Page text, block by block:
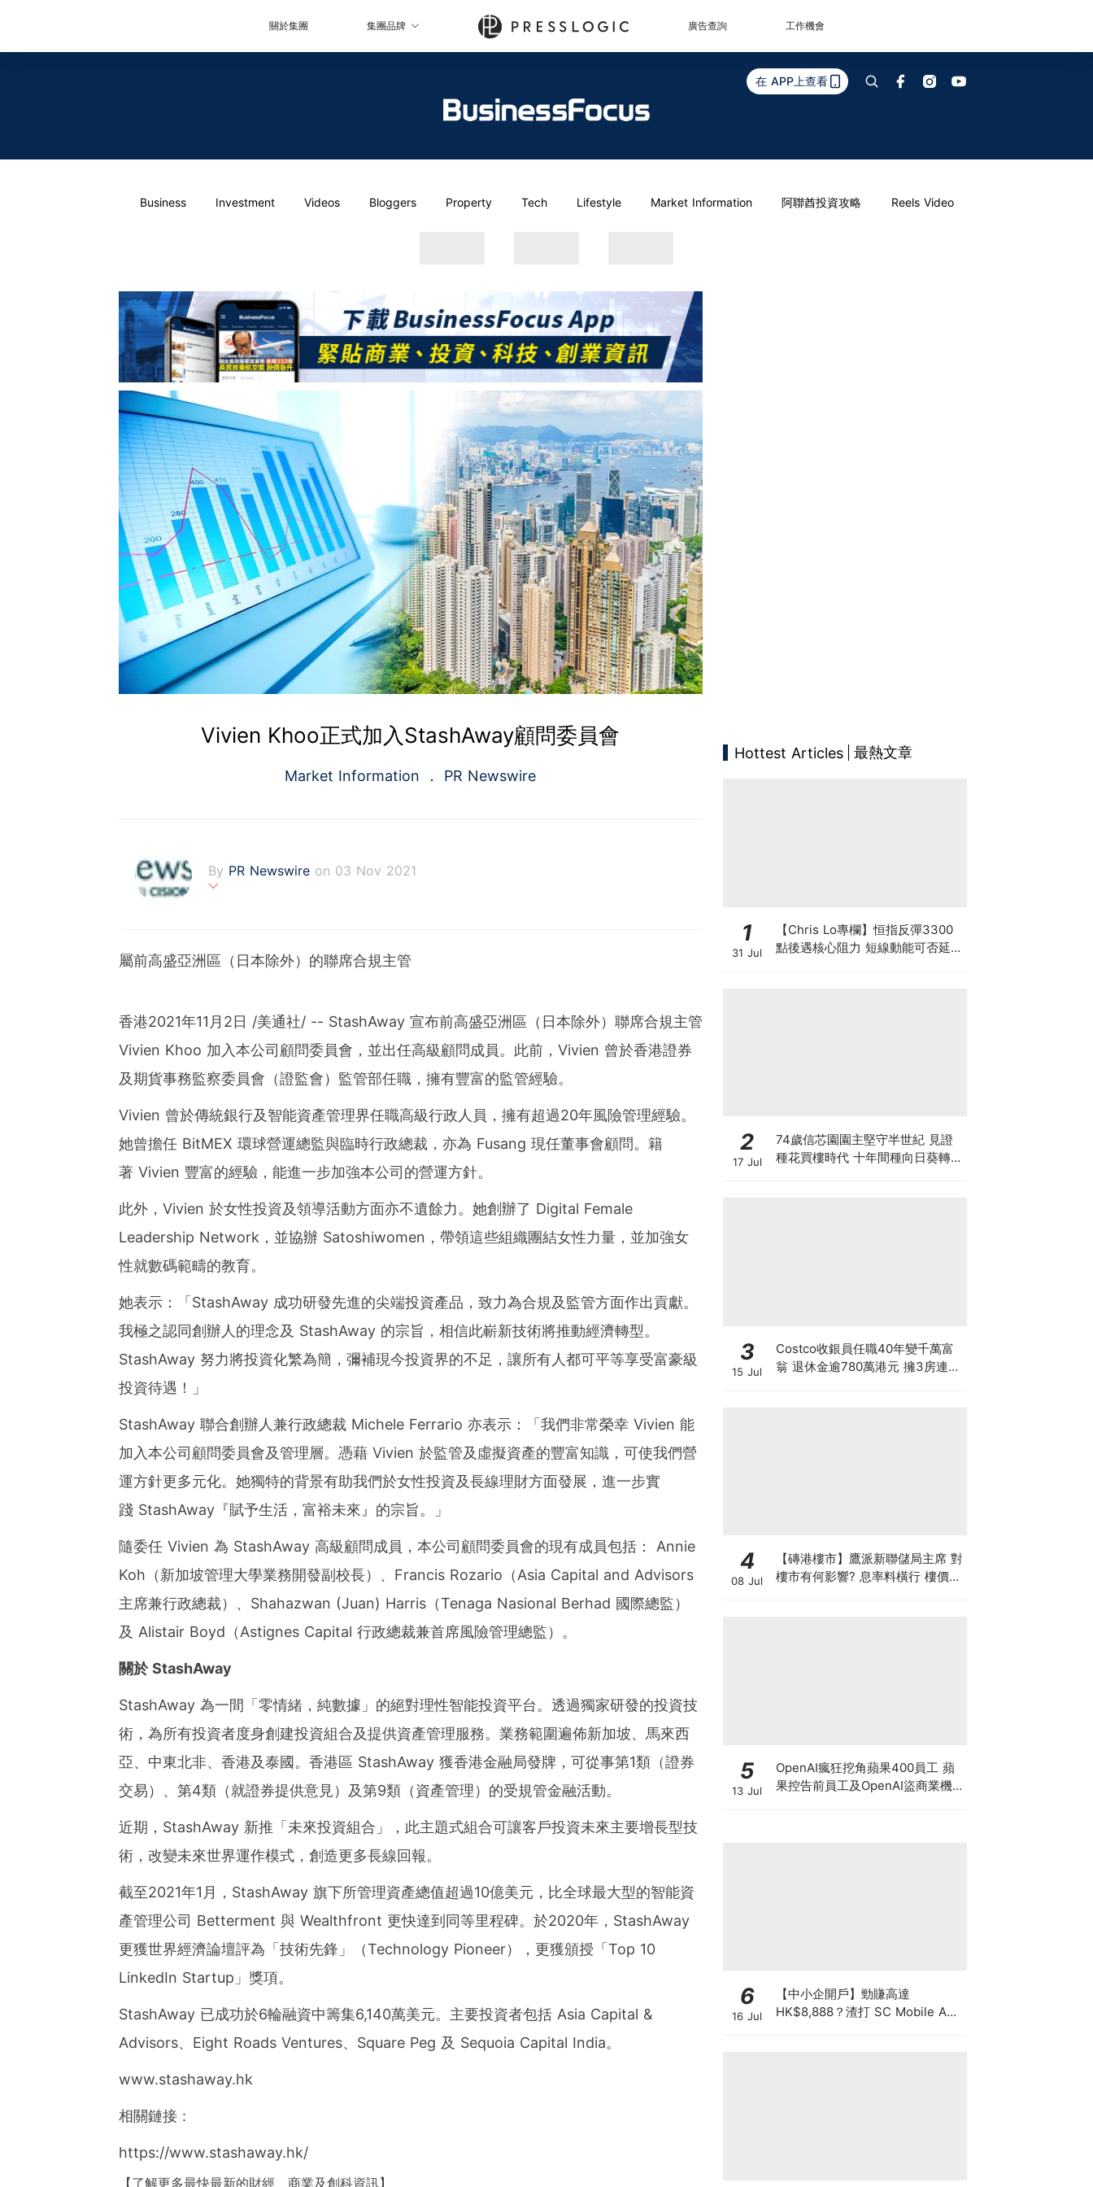
關於集團 集團品牌 廣告查詢 工作機會
在 APP上查看
Business Investment Videos Bloggers Property Tech Lifestyle Market Information 阿聯酋投資攻略 Reels Video
Vivien Khoo正式加入StashAway顧問委員會
Market Information PR Newswire
By PR Newswire on 03 Nov 2021
marketers, corporate communicators and investor relations professionals le
verage to engage key audiences. Having pioneered the commercial news di
t across traditional, digital, mobile and social channels. Combining the worl
d's largest multi-channel content distribution and optimization network with
comprehensive workflow tools and platforms, PR Newswire powers the stor
ies of organizations around the world. PR Newswire serves tens of thousan
ds of clients from offices in the Americas, Europe, Middle East, Africa and
屬前高盛亞洲區（日本除外）的聯席合規主管
香港2021年11月2日 /美通社/ -- StashAway 宣布前高盛亞洲區（日本除外）聯席合規主管
Vivien Khoo 加入本公司顧問委員會，並出任高級顧問成員。此前，Vivien 曾於香港證券
及期貨事務監察委員會（證監會）監管部任職，擁有豐富的監管經驗。
Vivien 曾於傳統銀行及智能資產管理界任職高級行政人員，擁有超過20年風險管理經驗。
她曾擔任 BitMEX 環球營運總監與臨時行政總裁，亦為 Fusang 現任董事會顧問。籍
著 Vivien 豐富的經驗，能進一步加強本公司的營運方針。
此外，Vivien 於女性投資及領導活動方面亦不遺餘力。她創辦了 Digital Female
Leadership Network，並協辦 Satoshiwomen，帶領這些組織團結女性力量，並加強女
性就數碼範疇的教育。
她表示：「 StashAway 成功研發先進的尖端投資產品，致力為合規及監管方面作出貢獻。
我極之認同創辦人的理念及 StashAway 的宗旨，相信此嶄新技術將推動經濟轉型。
StashAway 努力將投資化繁為簡，彌補現今投資界的不足，讓所有人都可平等享受富豪級
投資待遇！
」
StashAway 聯合創辦人兼行政總裁 Michele Ferrario 亦表示：「 我們非常榮幸 Vivien 能
加入本公司顧問委員會及管理層。憑藉 Vivien 於監管及虛擬資產的豐富知識，可使我們營
運方針更多元化。她獨特的背景有助我們於女性投資及長線理財方面發展，進一步實
踐 StashAway『賦予生活，富裕未來』 的宗旨。 」
隨委任 Vivien 為 StashAway 高級顧問成員，本公司顧問委員會的現有成員包括：
Annie
Koh（新加坡管理大學業務開發副校長）、Francis Rozario（Asia Capital and Advisors
主席兼行政總裁）、Shahazwan (Juan) Harris（Tenaga Nasional Berhad 國際總監）
及 Alistair Boyd（Astignes Capital 行政總裁兼首席風險管理總監）。
關於 StashAway
StashAway 為一間 「 零情緒，純數據 」 的絕對理性智能投資平台。透過獨家研發的投資技
術，為所有投資者度身創建投資組合及提供資產管理服務。業務範圍遍佈新加坡、馬來西
亞、中東北非、香港及泰國。香港區 StashAway 獲香港金融局發牌，可從事第1類（證券
交易）、第4類（就證券提供意見）及第9類（資產管理）的受規管金融活動。
近期，StashAway 新推 「 未來投資組合 」
，此主題式組合可讓客戶投資未來主要增長型技
術，改變未來世界運作模式，創造更多長線回報。
截至2021年1月，StashAway 旗下所管理資產總值超過10億美元，比全球最大型的智能資
產管理公司 Betterment 與 Wealthfront 更快達到同等里程碑。於2020年，StashAway
更獲世界經濟論壇評為「技術先鋒」（Technology Pioneer），更獲頒授「Top 10
LinkedIn Startup」獎項。
StashAway 已成功於6輪融資中籌集6,140萬美元。主要投資者包括 Asia Capital &
Advisors、Eight Roads Ventures、Square Peg 及 Sequoia Capital India。
www.stashaway.hk
相關鏈接 :
https://www.stashaway.hk/
【了解更多最快最新的財經、商業及創科資訊】
Hottest Articles 最熱文章
1
31 Jul
【Chris Lo專欄】恒指反彈3300
點後遇核心阻力 短線動能可否延續
2
17 Jul
74歲信芯園園主堅守半世紀 見證
種花買樓時代 十年間種向日葵轉型
3
15 Jul
Costco收銀員任職40年變千萬富
翁 退休金逾780萬港元 擁3房連泳
4
08 Jul
【磚港樓市】鷹派新聯儲局主席 對
樓市有何影響? 息率料橫行 樓價或
5
13 Jul
OpenAI瘋狂挖角蘋果400員工 蘋
果控告前員工及OpenAI盜商業機
6
16 Jul
【中小企開戶】勁賺高達
HK$8,888？渣打 SC Mobile App